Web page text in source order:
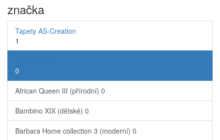
značka
Tapety AS-Creation
1
0
African Queen III (přírodní) 0
Bambino XIX (dětské) 0
Barbara Home collection 3 (moderní) 0